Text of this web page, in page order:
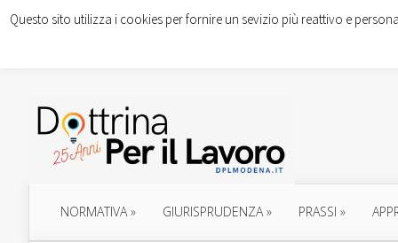
NORMATIVA» GIURISPRUDENZA» PRASSI »
Questo sito utilizza i cookies per fornire un sevizio più reattivo e